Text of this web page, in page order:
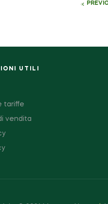
UTILI
tariffe
vendita